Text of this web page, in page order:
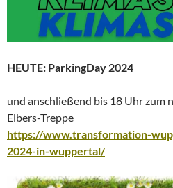
HEUTE: ParkingDay 2024
und anschließend bis 18 Uhr zum
Elbers-Treppe
https://www.transformation-
2024-in-wuppertal/